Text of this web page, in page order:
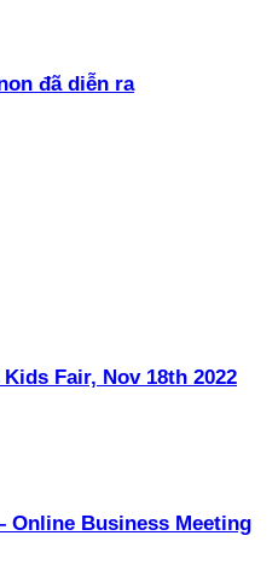
đã diễn ra
Fair, Nov 18th 2022
Online Business Meeting